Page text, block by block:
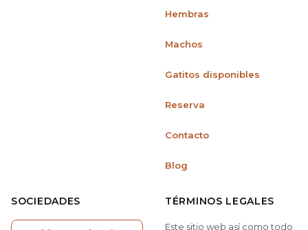
Hembras
Machos
Gatitos disponibles
Reserva
Contacto
Blog
SOCIEDADES TÉRMINOS LEGALES
Este sitio web así como todo